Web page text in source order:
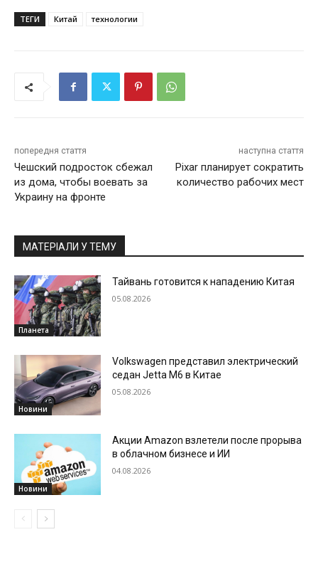
ТЕГИ Китай технологии
попередня стаття
Чешский подросток сбежал
из дома, чтобы воевать за
Украину на фронте
наступна стаття
Pixar планирует сократить
количество рабочих мест
МАТЕРІАЛИ У ТЕМУ
Планета
Тайвань готовится к нападению Китая
05.08.2026
Новини
Volkswagen представил электрический
седан Jetta M6 в Китае
05.08.2026
Новини
Акции Amazon взлетели после прорыва
в облачном бизнесе и ИИ
04.08.2026